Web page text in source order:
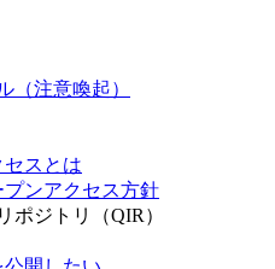
（注意喚起）
スとは
ンアクセス方針
ポジトリ（QIR）